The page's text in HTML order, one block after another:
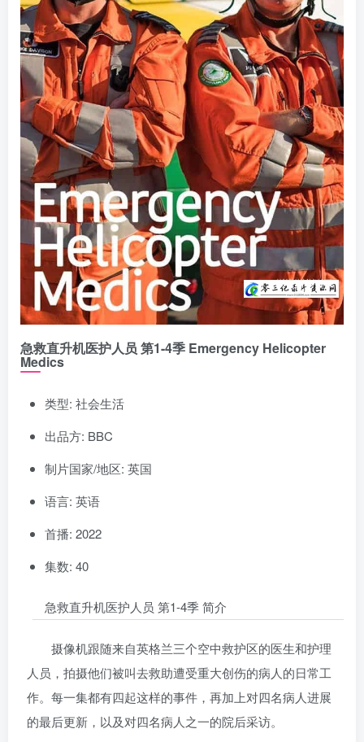
急救直升机医护人员 第1-4季 Emergency Helicopter
Medics
类型: 社会生活
出品方: BBC
制片国家/地区: 英国
语言: 英语
首播: 2022
集数: 40
急救直升机医护人员 第1-4季 简介
摄像机跟随来自英格兰三个空中救护区的医生和护理
人员，拍摄他们被叫去救助遭受重大创伤的病人的日常工
作。每一集都有四起这样的事件，再加上对四名病人进展
的最后更新，以及对四名病人之一的院后采访。